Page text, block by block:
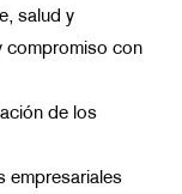
salud y
compromiso con
de los
empresariales